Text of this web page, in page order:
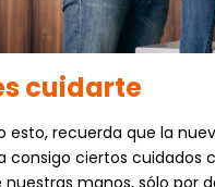
cuidarte
esto, recuerda que la
consigo ciertos cuidados